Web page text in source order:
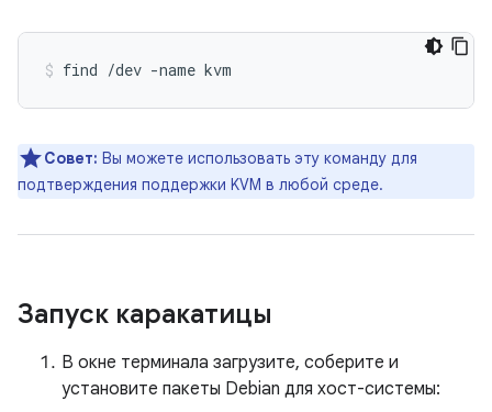
find /dev -name kvm
Совет: Вы можете использовать эту команду для
подтверждения поддержки KVM в любой среде.
Запуск каракатицы
В окне терминала загрузите, соберите и
установите пакеты Debian для хост-системы: